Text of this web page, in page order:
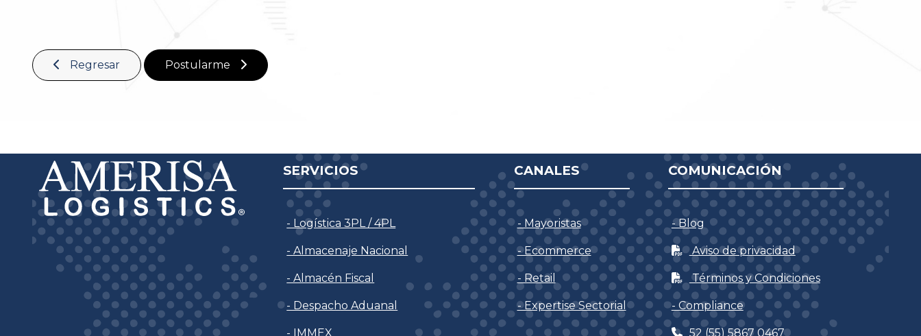
Regresar Postularme
SERVICIOS
- Logística 3PL / 4PL
- Almacenaje Nacional
- Almacén Fiscal
- Despacho Aduanal
- IMMEX
CANALES
- Mayoristas
- Ecommerce
- Retail
- Expertise Sectorial
COMUNICACIÓN
- Blog
Aviso de privacidad
Términos y Condiciones
- Compliance
52 (55) 5867 0467